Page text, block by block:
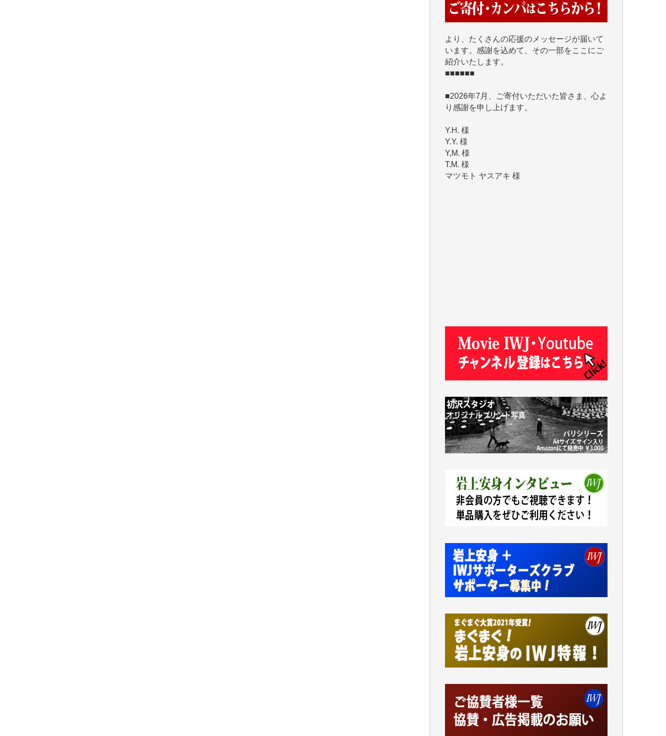
IWJには、ご寄付・カンパをいただいた方々
より、たくさんの応援のメッセージが届いて
紹介いたします。
■■■■■■
■2026年7月、ご寄付いただいた皆さま、心よ
Y.H. 様
Y,M. 様
T.M. 様
マツモト ヤスアキ 様
マシオン 恵美香 様
岩井 祐子 様
T.K. 様
ASAKO TAKAESU 様
マシオン恵美香 様
平野智生 様
山本賢二 様
吉住俊昭 様
金 盛起 様
塩川 晃平 様
松本益美 様
井出 隆太 様
及川昭男 様
藤田英之 様
藤岡比左志 様
井出 隆太 様
小池説夫 様
アオキカナメ 様
諸般の事情によりIWJ会費払えず今は非会員
です。市民側に立つ講演会にIWJのカメラマ
ンをよく拝見しております。コンテンツが失
われるのはあまりにもったいない。少しでも
お役立てください。（H.O.様）
様）
今日、僅かですがカンパしました。IWJの危
機を乗り切るには到底及ばない額ですが病気
の妻を抱えている私にとっては精一杯のカン
かねてよりIWJが発してきた膨大な取材記事
や解説記事、そして各界の方々とのインタビ
ューは大袈裟ではなく、極めて重要な知的財
産だと思っています。